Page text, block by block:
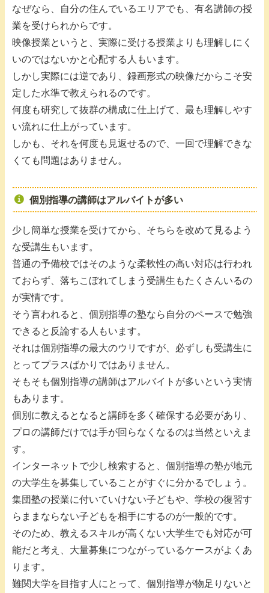
なぜなら、自分の住んでいるエリアでも、有名講師の授
業を受けられからです。
映像授業というと、実際に受ける授業よりも理解しにく
いのではないかと心配する人もいます。
しかし実際には逆であり、録画形式の映像だからこそ安
定した水準で教えられるのです。
何度も研究して抜群の構成に仕上げて、最も理解しやす
い流れに仕上がっています。
しかも、それを何度も見返せるので、一回で理解できな
くても問題はありません。
個別指導の講師はアルバイトが多い
少し簡単な授業を受けてから、そちらを改めて見るよう
な受講生もいます。
普通の予備校ではそのような柔軟性の高い対応は行われ
ておらず、落ちこぼれてしまう受講生もたくさんいるの
が実情です。
そう言われると、個別指導の塾なら自分のペースで勉強
できると反論する人もいます。
それは個別指導の最大のウリですが、必ずしも受講生に
とってプラスばかりではありません。
そもそも個別指導の講師はアルバイトが多いという実情
もあります。
個別に教えるとなると講師を多く確保する必要があり、
プロの講師だけでは手が回らなくなるのは当然といえま
す。
インターネットで少し検索すると、個別指導の塾が地元
の大学生を募集していることがすぐに分かるでしょう。
集団塾の授業に付いていけない子どもや、学校の復習す
らままならない子どもを相手にするのが一般的です。
そのため、教えるスキルが高くない大学生でも対応が可
能だと考え、大量募集につながっているケースがよくあ
ります。
難関大学を目指す人にとって、個別指導が物足りないと